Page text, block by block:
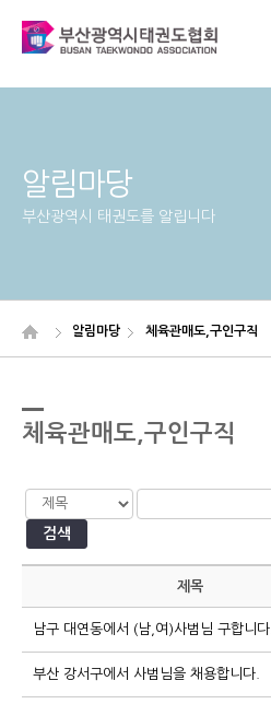
알림마당
부산광역시 태권도를 알립니다
알림마당 체육관매도,구인구직
체육관매도,구인구직
검색
제목
남구 대연동에서 (남,여)사범님 구합니다.
부산 강서구에서 사범님을 채용합니다.